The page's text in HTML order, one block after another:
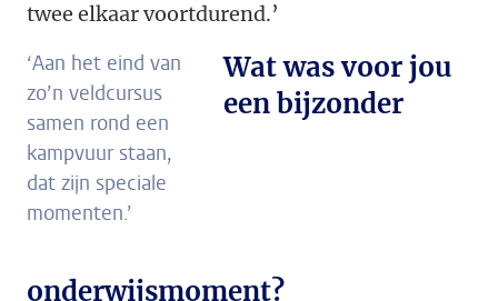
twee elkaar voortdurend.’
‘Aan het eind van
zo’n veldcursus
samen rond een
kampvuur staan,
dat zijn speciale
momenten.’
Wat was voor jou
een bijzonder
onderwijsmoment?